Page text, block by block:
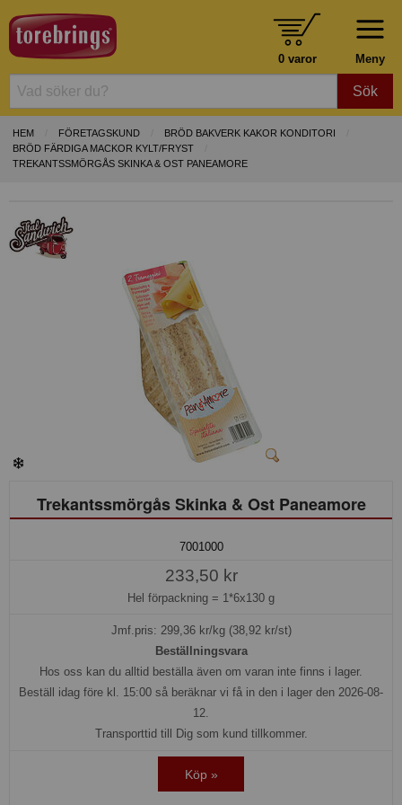
Meny
0 varor
Sök
HEM FÖRETAGSKUND
BRÖD BAKVERK KAKOR KONDITORI
BRÖD FÄRDIGA MACKOR KYLT/FRYST
TREKANTSSMÖRGÅS SKINKA & OST PANEAMORE
Trekantssmörgås Skinka & Ost Paneamore
7001000
233,50 kr
Hel förpackning = 1*6x130 g
Jmf.pris: 299,36kr/kg (38,92 kr/st)
Beställningsvara
Hos oss kan du alltid beställa även om varan inte finns i lager.
Beställ idag före kl. 15:00 så beräknar vi få in den i lager den 2026-08-
12.
Transporttid till Dig som kund tillkommer.
Köp »